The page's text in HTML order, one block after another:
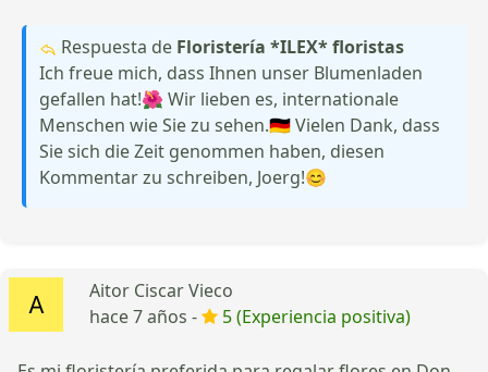
Respuesta de Floristería *ILEX* floristas
Ich freue mich, dass Ihnen unser Blumenladen
gefallen hat!🌺 Wir lieben es, internationale
Menschen wie Sie zu sehen.🇩🇪 Vielen Dank, dass
Sie sich die Zeit genommen haben, diesen
Kommentar zu schreiben, Joerg!😊
Aitor Ciscar Vieco
hace 7 años -
5 (Experiencia positiva)